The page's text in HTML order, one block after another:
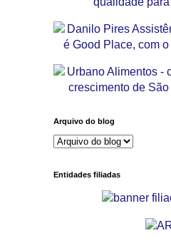
Arquivo do blog
Entidades filiadas